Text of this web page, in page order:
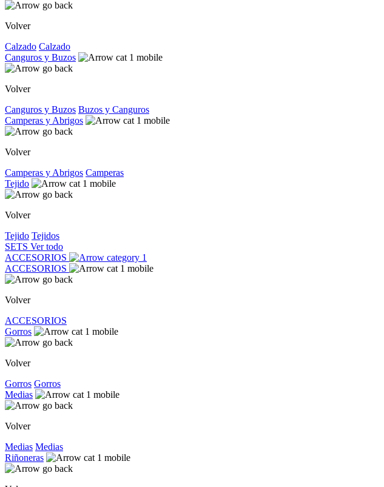
Volver
Calzado Calzado
Canguros y Buzos
Volver
Canguros y Buzos Buzos y Canguros
Camperas y Abrigos
Volver
Camperas y Abrigos Camperas
Tejido
Volver
Tejido Tejidos
SETS Ver todo
ACCESORIOS
ACCESORIOS
Volver
ACCESORIOS
Gorros
Volver
Gorros Gorros
Medias
Volver
Medias Medias
Riñoneras